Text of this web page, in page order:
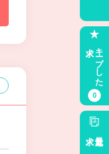
キープした
0
最近見た